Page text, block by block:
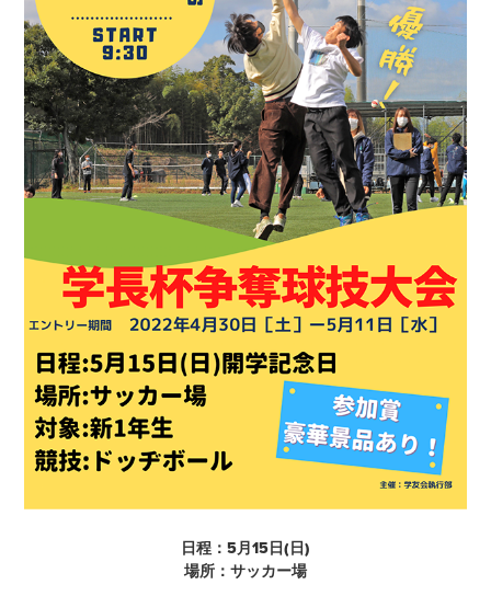
日程：5月15日(日)
場所：サッカー場